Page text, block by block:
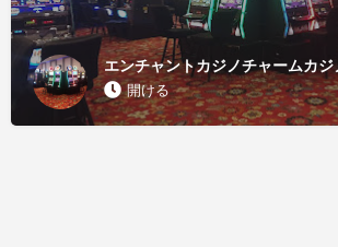
エンチャントカジノチャームカジ
開ける